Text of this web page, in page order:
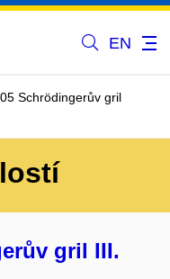
EN
Schrödingerův gril
gril III.